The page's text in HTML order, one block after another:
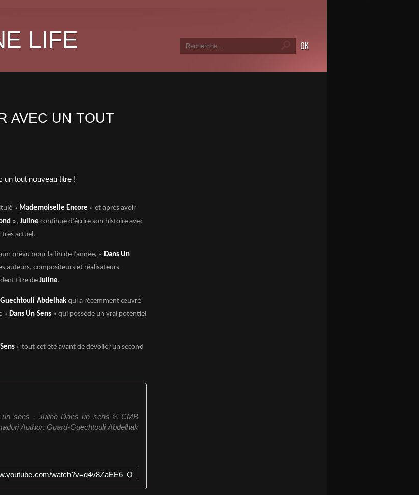
LIFE
AVEC UN TOUT
« Mademoiselle Encore » et après avoir
», Juline continue d’écrire son histoire avec
actuel.
prévu pour la fin de l’année, « Dans Un
auteurs, compositeurs et réalisateurs
titre de Juline.
Abdelhak qui a récemment œuvré
« Dans Un Sens » qui possède un vrai potentiel
» tout cet été avant de dévoiler un second
sens · Juline Dans un sens ℗ CMB
Author: Guard-Guechtouli Abdelhak
watch?v=q4v8ZaEE6_Q